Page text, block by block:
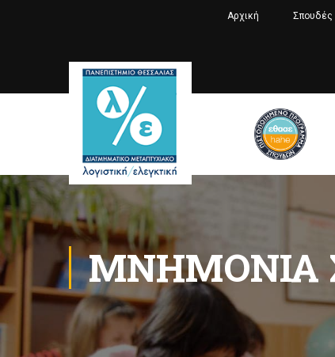
Αρχική Σπουδές
ΜΝΗΜΌΝΙΑ